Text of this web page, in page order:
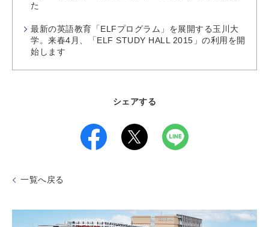
た
最新の英語教育「ELFプログラム」を展開する玉川大
学。来春4月、「ELF STUDY HALL 2015」の利用を開
始します
シェアする
一覧へ戻る